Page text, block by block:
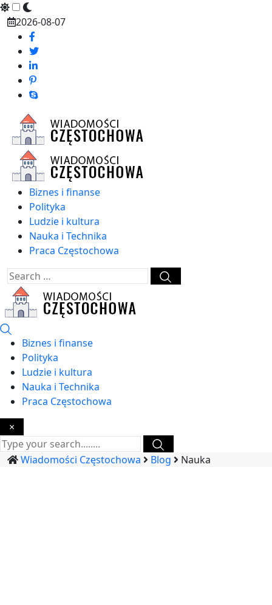
Skip
content
2026-08-07
Biznes i finanse
Polityka
Ludzie i kultura
Nauka i Technika
Praca Częstochowa
Biznes i finanse
Polityka
Ludzie i kultura
Nauka i Technika
Praca Częstochowa
×
Wiadomości Częstochowa Blog Nauka